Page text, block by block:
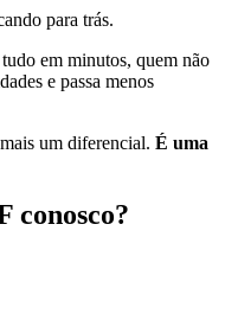
para trás.
em minutos, quem não
e passa menos
um diferencial. É uma
conosco?